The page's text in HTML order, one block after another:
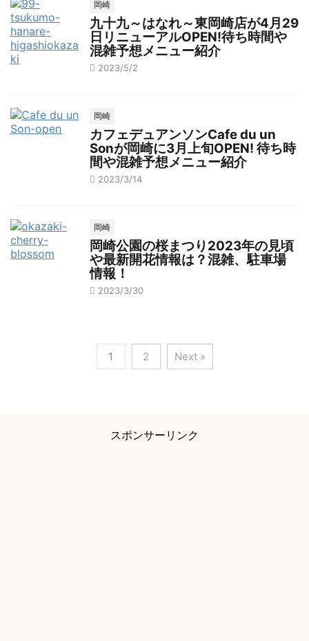
岡崎
九十九～はなれ～東岡崎店が4月29
日リニューアルOPEN!待ち時間や
混雑予想メニュー紹介
2023/5/2
岡崎
カフェデュアンソンCafe du un
Sonが岡崎に3月上旬OPEN! 待ち時
間や混雑予想メニュー紹介
2023/3/14
岡崎
岡崎公園の桜まつり2023年の見頃
や最新開花情報は？混雑、駐車場
情報！
2023/3/30
1 2 Next »
スポンサーリンク